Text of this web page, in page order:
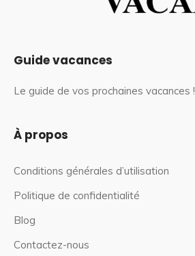
Guide vacances
Le guide de vos prochaines vacances !
À propos
Conditions générales d’utilisation
Politique de confidentialité
Blog
Contactez-nous